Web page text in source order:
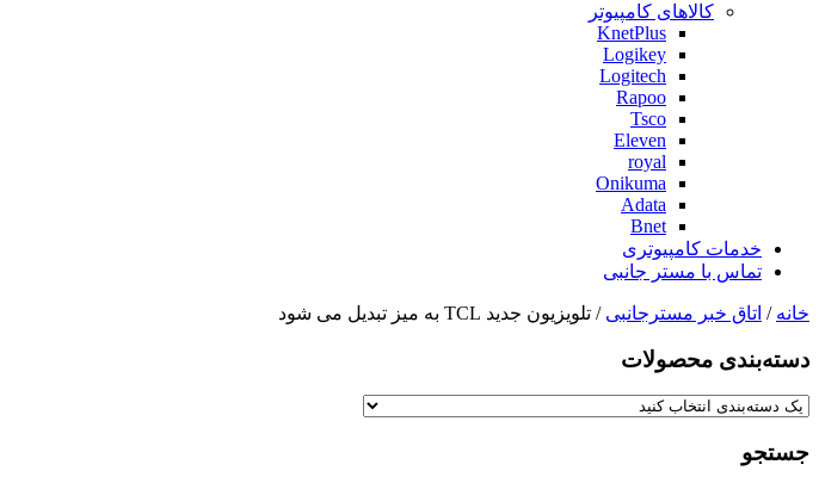
کالاهای کامپیوتر
KnetPlus
Logikey
Logitech
Rapoo
Tsco
Eleven
royal
Onikuma
Adata
Bnet
خدمات کامپیوتری
تماس با مستر جانبی
خانه / اتاق خبر مسترجانبی / تلویزیون جدید TCL به میز تبدیل می شود
دسته‌بندی‌ محصولات
جستجو